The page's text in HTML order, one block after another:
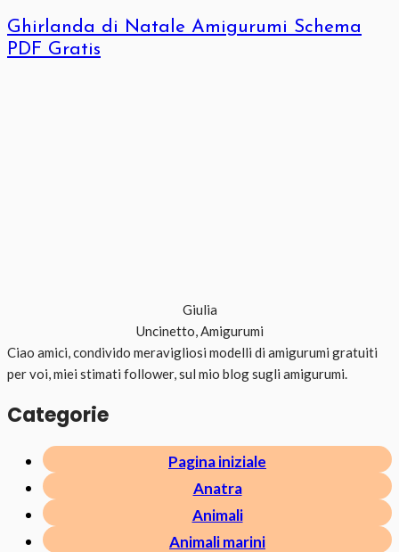
Ghirlanda di Natale Amigurumi Schema
PDF Gratis
Giulia
Uncinetto, Amigurumi
Ciao amici, condivido meravigliosi modelli di amigurumi gratuiti
per voi, miei stimati follower, sul mio blog sugli amigurumi.
Categorie
Pagina iniziale
Anatra
Animali
Animali marini